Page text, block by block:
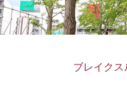
ブレイクス